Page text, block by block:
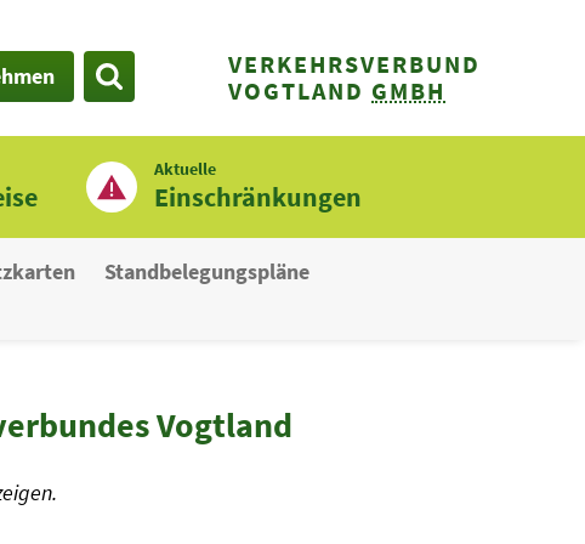
VERKEHRSVERBUND
VOGTLAND GMBH
Aktuelle
Einschränkungen
Standbelegungspläne
Vogtland